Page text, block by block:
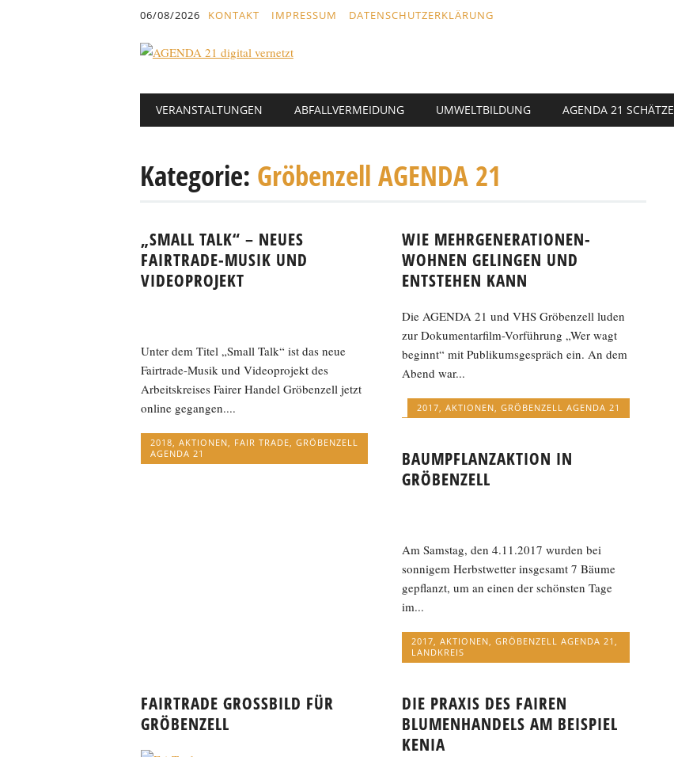
06/08/2026 KONTAKT IMPRESSUM DATENSCHUTZERKLÄRUNG
Hauptmenü
Abbrechen
VERANSTALTUNGEN ABFALLVERMEIDUNG UMWELTBILDUNG AGENDA 21 SCHÄTZE
Kategorie: Gröbenzell AGENDA 21
„SMALL TALK“ – NEUES
FAIRTRADE-MUSIK UND
VIDEOPROJEKT
Unter dem Titel „Small Talk“ ist das neue
Fairtrade-Musik und Videoprojekt des
Arbeitskreises Fairer Handel Gröbenzell jetzt
online gegangen....
2018 AKTIONEN FAIR TRADE GRÖBENZELL
AGENDA 21
WIE MEHRGENERATIONEN-
WOHNEN GELINGEN UND
ENTSTEHEN KANN
Die AGENDA 21 und VHS Gröbenzell luden
zur Dokumentarfilm-Vorführung „Wer wagt
beginnt“ mit Publikumsgespräch ein. An dem
Abend war...
2017 AKTIONEN GRÖBENZELL AGENDA 21
BAUMPFLANZAKTION IN
GRÖBENZELL
Am Samstag, den 4.11.2017 wurden bei
sonnigem Herbstwetter insgesamt 7 Bäume
gepflanzt, um an einen der schönsten Tage
im...
2017 ,AKTIONEN ,GRÖBENZELL AGENDA 21
LANDKREIS
FAIRTRADE GROSSBILD FÜR G
RÖBENZELL
DIE PRAXIS DES FAIREN
BLUMENHANDELS AM BEISPIEL
KENIA